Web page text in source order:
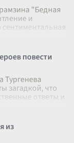
"Бедная
и
повести
Тургенева
загадкой, что
ответы и
из